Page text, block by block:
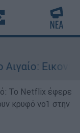
Το Netflix έφερε
κρυφό νο1 στην